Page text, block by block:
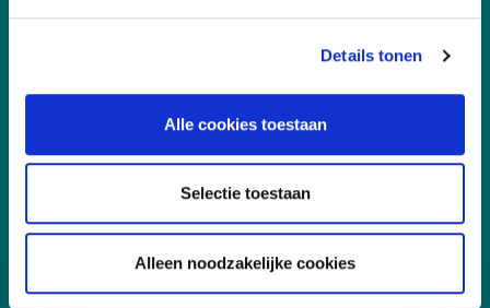
Details tonen
Alle cookies toestaan
Selectie toestaan
Alleen noodzakelijke cookies
Aanmelden, deelname en annuleren
Certificering